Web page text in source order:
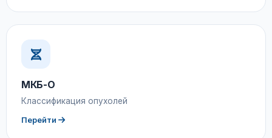
МКБ-О
Классификация опухолей
Перейти